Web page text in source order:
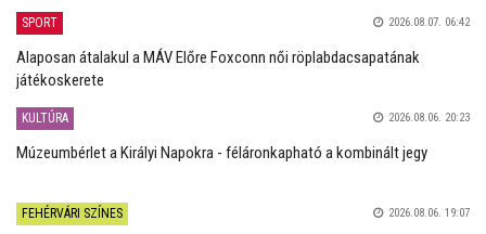
SPORT 2026.08.07. 06:42
Alaposan átalakul a MÁV Előre Foxconn női röplabdacsapatának
játékoskerete
KULTÚRA 2026.08.06. 20:23
Múzeumbérlet a Királyi Napokra - féláronkapható a kombinált jegy
FEHÉRVÁRI SZÍNES 2026.08.06. 19:07